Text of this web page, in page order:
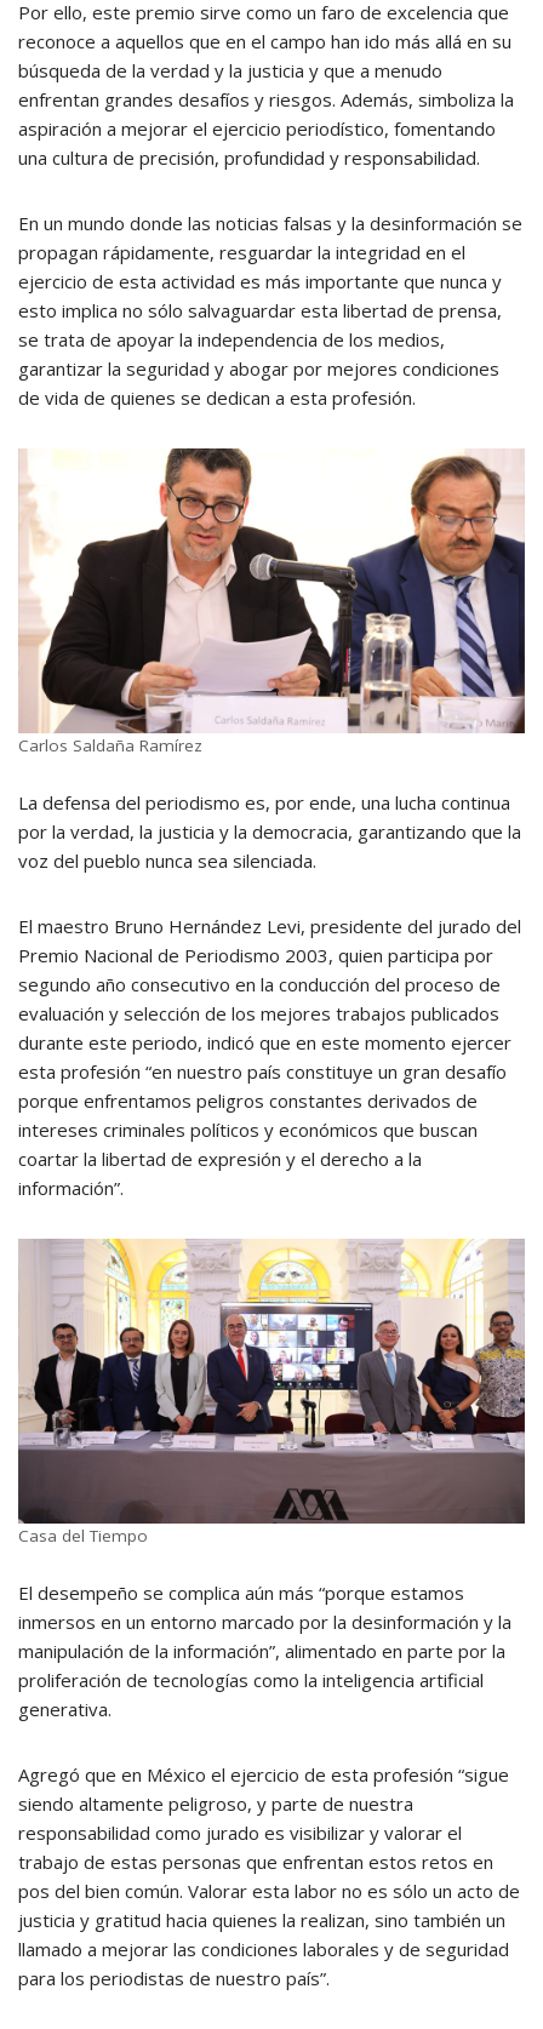
Por ello, este premio sirve como un faro de excelencia que
reconoce a aquellos que en el campo han ido más allá en su
búsqueda de la verdad y la justicia y que a menudo
enfrentan grandes desafíos y riesgos. Además, simboliza la
aspiración a mejorar el ejercicio periodístico, fomentando
una cultura de precisión, profundidad y responsabilidad.
En un mundo donde las noticias falsas y la desinformación se
propagan rápidamente, resguardar la integridad en el
ejercicio de esta actividad es más importante que nunca y
esto implica no sólo salvaguardar esta libertad de prensa,
se trata de apoyar la independencia de los medios,
garantizar la seguridad y abogar por mejores condiciones
de vida de quienes se dedican a esta profesión.
Carlos Saldaña Ramírez
La defensa del periodismo es, por ende, una lucha continua
por la verdad, la justicia y la democracia, garantizando que la
voz del pueblo nunca sea silenciada.
El maestro Bruno Hernández Levi, presidente del jurado del
Premio Nacional de Periodismo 2003, quien participa por
segundo año consecutivo en la conducción del proceso de
evaluación y selección de los mejores trabajos publicados
durante este periodo, indicó que en este momento ejercer
esta profesión “en nuestro país constituye un gran desafío
porque enfrentamos peligros constantes derivados de
intereses criminales políticos y económicos que buscan
coartar la libertad de expresión y el derecho a la
información”.
Casa del Tiempo
El desempeño se complica aún más “porque estamos
inmersos en un entorno marcado por la desinformación y la
manipulación de la información”, alimentado en parte por la
proliferación de tecnologías como la inteligencia artificial
generativa.
Agregó que en México el ejercicio de esta profesión “sigue
siendo altamente peligroso, y parte de nuestra
responsabilidad como jurado es visibilizar y valorar el
trabajo de estas personas que enfrentan estos retos en
pos del bien común. Valorar esta labor no es sólo un acto de
justicia y gratitud hacia quienes la realizan, sino también un
llamado a mejorar las condiciones laborales y de seguridad
para los periodistas de nuestro país”.